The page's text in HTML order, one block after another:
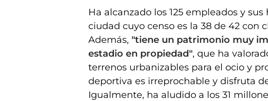
Ha alcanzado los 125 empleados y
ciudad cuyo censo es la 38 de 42 con
Además, "tiene un patrimonio muy
estadio en propiedad", que ha
terrenos urbanizables para el ocio y
deportiva es irreprochable y disfruta
Igualmente, ha aludido a los 31